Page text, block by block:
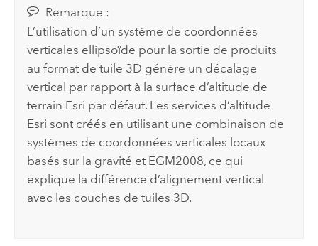
Remarque :
L’utilisation d’un système de coordonnées
verticales ellipsoïde pour la sortie de produits
au format de tuile 3D génère un décalage
vertical par rapport à la surface d’altitude de
terrain Esri par défaut. Les services d’altitude
Esri sont créés en utilisant une combinaison de
systèmes de coordonnées verticales locaux
basés sur la gravité et EGM2008, ce qui
explique la différence d’alignement vertical
avec les couches de tuiles 3D.